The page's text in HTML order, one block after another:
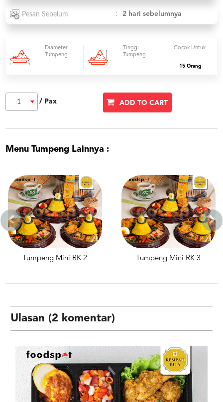
Pesan Sebelum : 2 hari sebelumnya
Diameter
Tumpeng
Tinggi
Tumpeng
Cocok Untuk
15 Orang
1 / Pax ADD TO CART
Menu Tumpeng Lainnya :
Tumpeng Mini RK 3 Tumpeng Mini RK 4
Ulasan (2 komentar)